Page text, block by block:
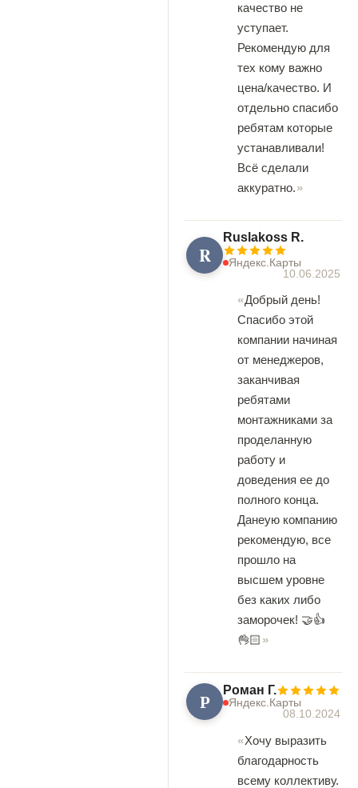
качество не
уступает.
Рекомендую для
тех кому важно
цена/качество. И
отдельно спасибо
ребятам которые
устанавливали!
Всё сделали
аккуратно.
R
Ruslakoss R.
Яндекс.Карты
10.06.2025
Добрый день!
Спасибо этой
компании начиная
от менеджеров,
заканчивая
ребятами
монтажниками за
проделанную
работу и
доведения ее до
полного конца.
Данеую компанию
рекомендую, все
прошло на
высшем уровне
без каких либо
заморочек! 🤝👍
👌🏻
Р Роман Г.
Яндекс.Карты
08.10.2024
Хочу выразить
благодарность
всему коллективу.